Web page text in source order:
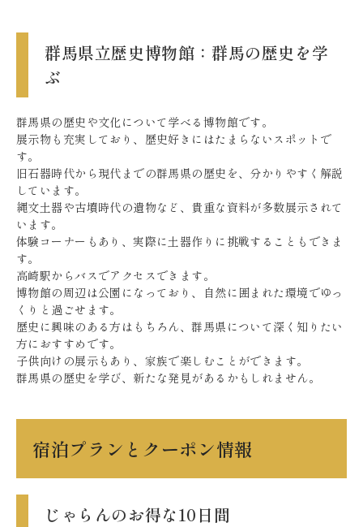
群馬県立歴史博物館：群馬の歴史を学
ぶ
群馬県の歴史や文化について学べる博物館です。
展示物も充実しており、歴史好きにはたまらないスポットで
す。
旧石器時代から現代までの群馬県の歴史を、分かりやすく解説
しています。
縄文土器や古墳時代の遺物など、貴重な資料が多数展示されて
います。
体験コーナーもあり、実際に土器作りに挑戦することもできま
す。
高崎駅からバスでアクセスできます。
博物館の周辺は公園になっており、自然に囲まれた環境でゆっ
くりと過ごせます。
歴史に興味のある方はもちろん、群馬県について深く知りたい
方におすすめです。
子供向けの展示もあり、家族で楽しむことができます。
群馬県の歴史を学び、新たな発見があるかもしれません。
宿泊プランとクーポン情報
じゃらんのお得な10日間